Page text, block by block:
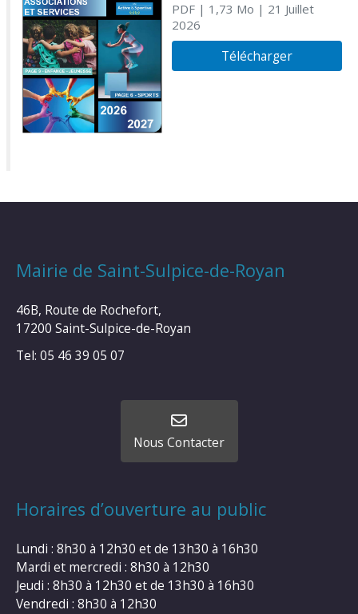
PDF| 1,73 Mo | 21 Juillet
2026
Télécharger
Mairie de Saint-Sulpice-de-Royan
46B, Route de Rochefort,
17200 Saint-Sulpice-de-Royan
Tel: 05 46 39 05 07
Nous Contacter
Horaires d’ouverture au public
Lundi : 8h30 à 12h30 et de 13h30 à 16h30
Mardi et mercredi : 8h30 à 12h30
Jeudi : 8h30 à 12h30 et de 13h30 à 16h30
Vendredi : 8h30 à 12h30